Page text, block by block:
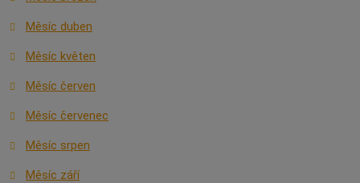
Měsíc duben
Měsíc květen
Měsíc červen
Měsíc červenec
Měsíc srpen
Měsíc září